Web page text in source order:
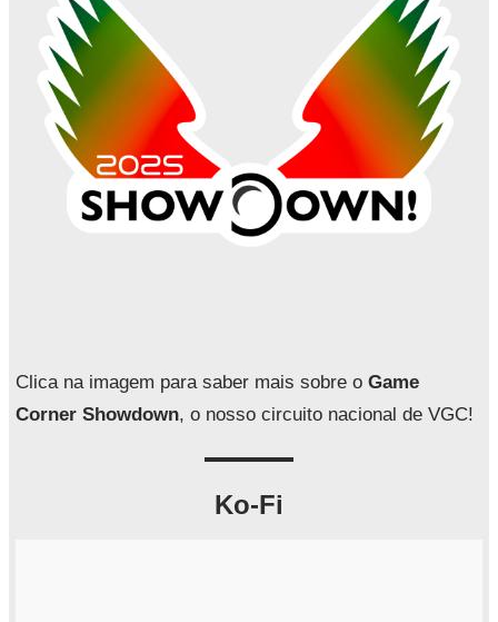
Clica na imagem para saber mais sobre o Game
Corner Showdown, o nosso circuito nacional de VGC!
Ko-Fi